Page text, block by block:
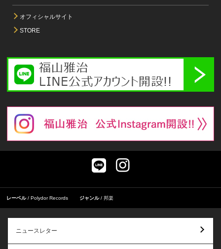
オフィシャルサイト
STORE
レーベル Polydor Records ジャンル 邦楽
ニュースレター